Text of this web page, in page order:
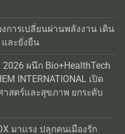
การเปลี่ยนผ่านพลังงาน เดิน
ละยั่งยืน
2026 ผนึก Bio+HealthTech
INTERNATIONAL เปิด
าสตร์และสุขภาพ ยกระดับ
มาแรง ปลุกคนเมืองรัก